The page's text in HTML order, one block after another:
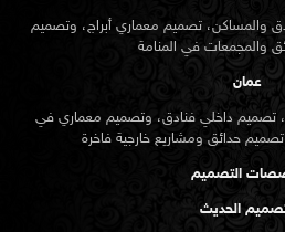
والمساكن، تصميم معماري أبراج، وتصميم
عمان
تصميم داخلي فنادق، وتصميم معماري في
التصميم
الحديث